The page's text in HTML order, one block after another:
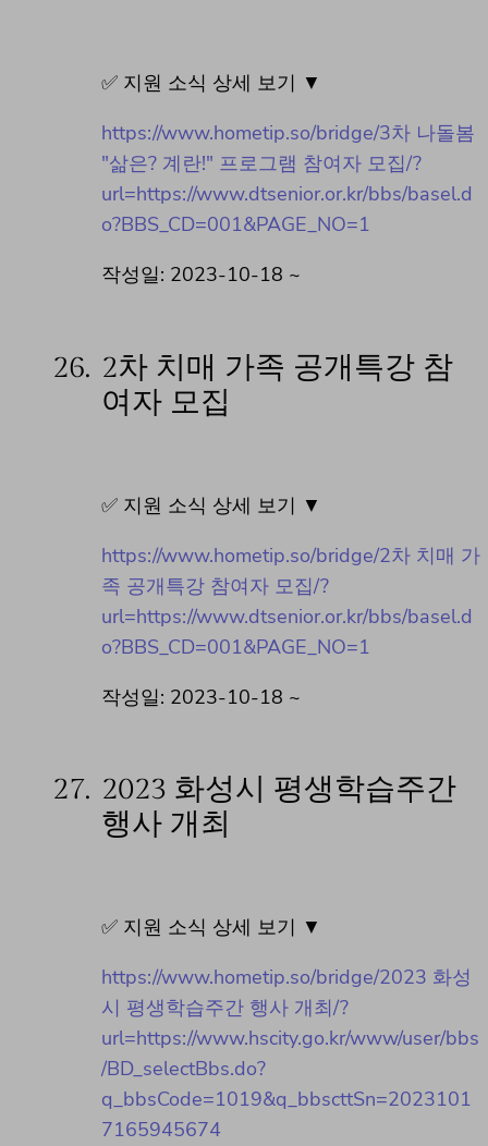
✅ 지원 소식 상세 보기 ▼
https://www.hometip.so/bridge/3차 나돌봄
"삶은? 계란!" 프로그램 참여자 모집/?
url=https://www.dtsenior.or.kr/bbs/basel.d
o?BBS_CD=001&PAGE_NO=1
작성일: 2023-10-18 ~
26. 2차 치매 가족 공개특강 참
여자 모집
✅ 지원 소식 상세 보기 ▼
https://www.hometip.so/bridge/2차 치매 가
족 공개특강 참여자 모집/?
url=https://www.dtsenior.or.kr/bbs/basel.d
o?BBS_CD=001&PAGE_NO=1
작성일: 2023-10-18 ~
27. 2023 화성시 평생학습주간
행사 개최
✅ 지원 소식 상세 보기 ▼
https://www.hometip.so/bridge/2023 화성
시 평생학습주간 행사 개최/?
url=https://www.hscity.go.kr/www/user/bbs
/BD_selectBbs.do?
q_bbsCode=1019&q_bbscttSn=2023101
7165945674